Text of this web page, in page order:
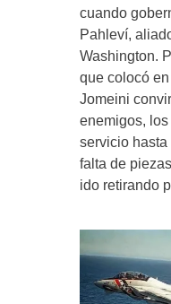
cuando
Pahleví,
Washington.
que colocó
Jomeini
enemigos,
servicio hasta
falta de
ido retirando